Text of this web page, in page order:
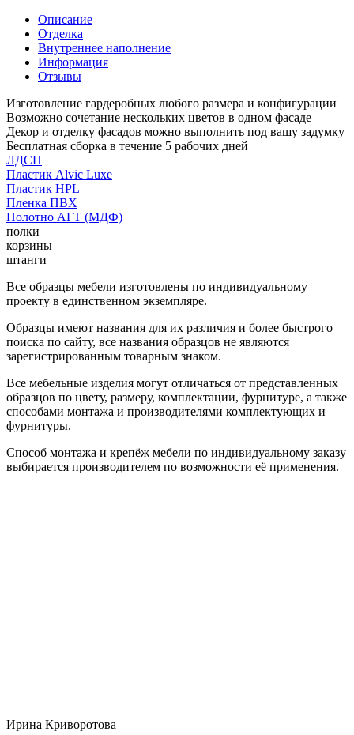
Описание
Отделка
Внутреннее наполнение
Информация
Отзывы
Изготовление гардеробных любого размера и конфигурации
Возможно сочетание нескольких цветов в одном фасаде
Декор и отделку фасадов можно выполнить под вашу задумку
Бесплатная сборка в течение 5 рабочих дней
ЛДСП
Пластик Alvic Luxe
Пластик HPL
Пленка ПВХ
Полотно АГТ (МДФ)
полки
корзины
штанги
Все образцы мебели изготовлены по индивидуальному
проекту в единственном экземпляре.
Образцы имеют названия для их различия и более быстрого
поиска по сайту, все названия образцов не являются
зарегистрированным товарным знаком.
Все мебельные изделия могут отличаться от представленных
образцов по цвету, размеру, комплектации, фурнитуре, а также
способами монтажа и производителями комплектующих и
фурнитуры.
Способ монтажа и крепёж мебели по индивидуальному заказу
выбирается производителем по возможности её применения.
Ирина Криворотова